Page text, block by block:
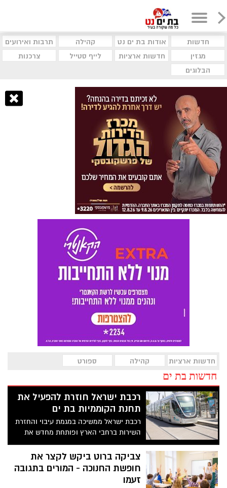
חדשות אודות בת ים נט קהילה
תרבות ואירועים
מגזין
חדשות ארציות לייף סטייל
צרכנות
הבלוגים
חדשות ארציות קהילה ספורט
חדשות בת ים
רכבת ישראל חוזרת להפעיל את
תחנת הקוממיות בת ים
רכבת ישראל ממשיכה במגמת עיבוי והחזרת
השירות ברחבי הארץ ופותחת מחדש את
תחנות בת ים קוממיות, לוד גני אביב ויבנה
מזרח החל מיום ראשון הקרוב.
צביקה ברוט ביקש לקצר את
חופשת החנוכה - המורים בתגובה
זעמו